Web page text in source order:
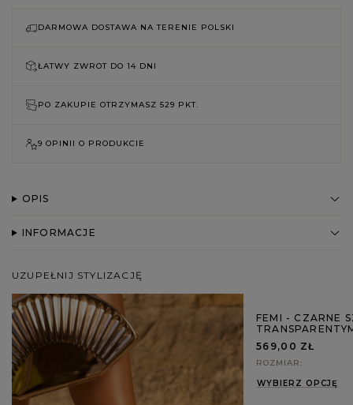
DARMOWA DOSTAWA NA TERENIE POLSKI
ŁATWY ZWROT DO 14 DNI
PO ZAKUPIE OTRZYMASZ 529 PKT.
9 OPINII O PRODUKCIE
OPIS
INFORMACJE
UZUPEŁNIJ STYLIZACJĘ
FEMI - CZARNE
569,00 ZŁ
ROZMIAR
WYBIERZ OPCJĘ